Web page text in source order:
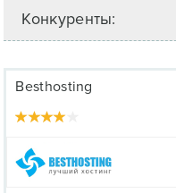
Конкуренты:
Besthosting